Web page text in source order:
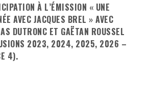
À L’ÉMISSION « UNE
AVEC JACQUES BREL » AVEC
DUTRONC ET GAËTAN ROUSSEL
2023, 2024, 2025, 2026 –
4).